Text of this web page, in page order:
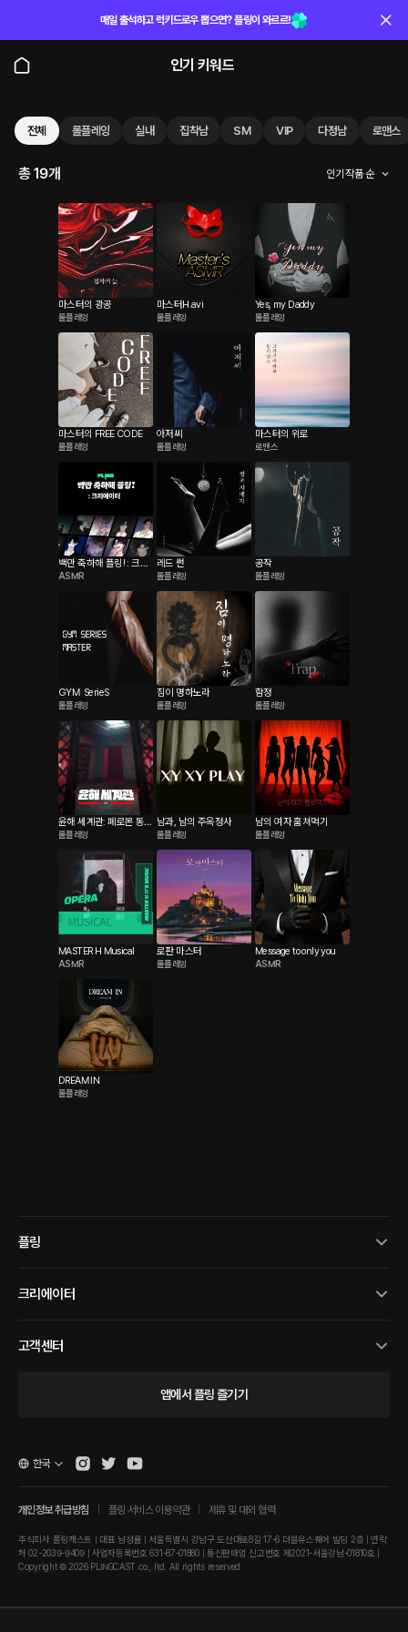
매일 출석하고 럭키드로우 뽑으면? 플링이 와르르!
인기 키워드
전체 롤플레잉 실내 집착남 SM VIP 다정남 로맨스
총 19개 인기 작품 순
마스터의 광공
롤플레잉
마스터H.avi
롤플레잉
Yes, my Daddy
롤플레잉
마스터의 FREE CODE
롤플레잉
아저씨
롤플레잉
마스터의 위로
로맨스
백만 축하해 플링! : 크리
에이터
ASMR
레드 썬
롤플레잉
공작
롤플레잉
GYM SerieS
롤플레잉
짐이 명하노라
롤플레잉
함정
롤플레잉
윤해 세계관: 페로몬 동기
화
롤플레잉
남과, 남의 주옥정사
롤플레잉
남의 여자 훔쳐먹기
롤플레잉
MASTER H Musical
ASMR
로판 마스터
롤플레잉
Message to only you
ASMR
DREAM IN
롤플레잉
플링
크리에이터
고객센터
앱에서 플링 즐기기
개인정보 취급방침 플링 서비스 이용약관 제휴 및 대외 협력
주식회사 플링캐스트 | 대표 남성률 | 서울특별시 강남구 도산대로8길 17-6 더블유스퀘어 빌딩 2층 | 연락
처 02-2039-9409 | 사업자등록번호 631-87-01880 | 통신판매업 신고번호 제2021-서울강남-01810호 |
Copyright © 2026 PLINGCAST co., ltd. All rights reserved.
한국